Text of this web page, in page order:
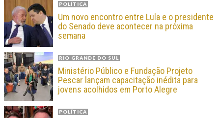
POLÍTICA
Um novo encontro entre Lula e o presidente
do Senado deve acontecer na próxima
semana
RIO GRANDE DO SUL
Ministério Público e Fundação Projeto
Pescar lançam capacitação inédita para
jovens acolhidos em Porto Alegre
POLÍTICA